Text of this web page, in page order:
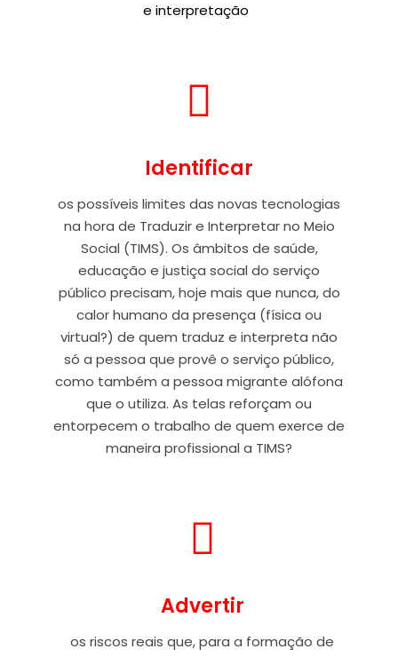
e interpretação
Identificar
os possíveis limites das novas tecnologias
na hora de Traduzir e Interpretar no Meio
Social (TIMS). Os âmbitos de saúde,
educação e justiça social do serviço
público precisam, hoje mais que nunca, do
calor humano da presença (física ou
virtual?) de quem traduz e interpreta não
só a pessoa que provê o serviço público,
como também a pessoa migrante alófona
que o utiliza. As telas reforçam ou
entorpecem o trabalho de quem exerce de
maneira profissional a TIMS?
Advertir
os riscos reais que, para a formação de